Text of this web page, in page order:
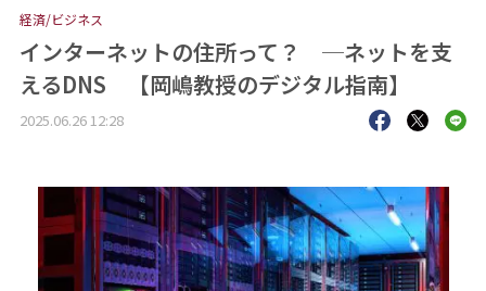
おすすめコンテンツ
出版物
経済/ビジネス
インターネットの住所って？ ─ネットを支
えるDNS 【岡嶋教授のデジタル指南】
2025.06.26 12:28